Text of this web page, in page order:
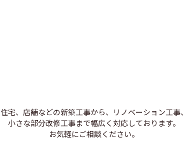
住宅、店舗などの新築工事から、リノベーション工事、
小さな部分改修工事まで幅広く対応しております。
お気軽にご相談ください。